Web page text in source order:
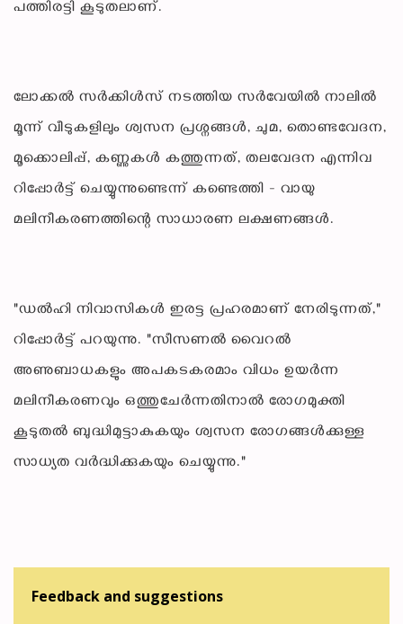
പത്തിരട്ടി കൂടുതലാണ്.
ലോക്കൽ സർക്കിൾസ് നടത്തിയ സർവേയിൽ നാലിൽ
മൂന്ന് വീടുകളിലും ശ്വസന പ്രശ്നങ്ങൾ, ചുമ, തൊണ്ടവേദന,
മൂക്കൊലിപ്പ്, കണ്ണുകൾ കത്തുന്നത്, തലവേദന എന്നിവ
റിപ്പോർട്ട് ചെയ്യുന്നുണ്ടെന്ന് കണ്ടെത്തി - വായു
മലിനീകരണത്തിന്റെ സാധാരണ ലക്ഷണങ്ങൾ.
"ഡൽഹി നിവാസികൾ ഇരട്ട പ്രഹരമാണ് നേരിടുന്നത്,"
റിപ്പോർട്ട് പറയുന്നു. "സീസണൽ വൈറൽ
അണുബാധകളും അപകടകരമാം വിധം ഉയർന്ന
മലിനീകരണവും ഒത്തുചേർന്നതിനാൽ രോഗമുക്തി
കൂടുതൽ ബുദ്ധിമുട്ടാകുകയും ശ്വസന രോഗങ്ങൾക്കുള്ള
സാധ്യത വർദ്ധിക്കുകയും ചെയ്യുന്നു."
Feedback and suggestions